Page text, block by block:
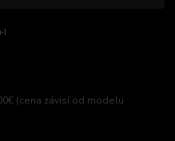
(cena závisí od modelu